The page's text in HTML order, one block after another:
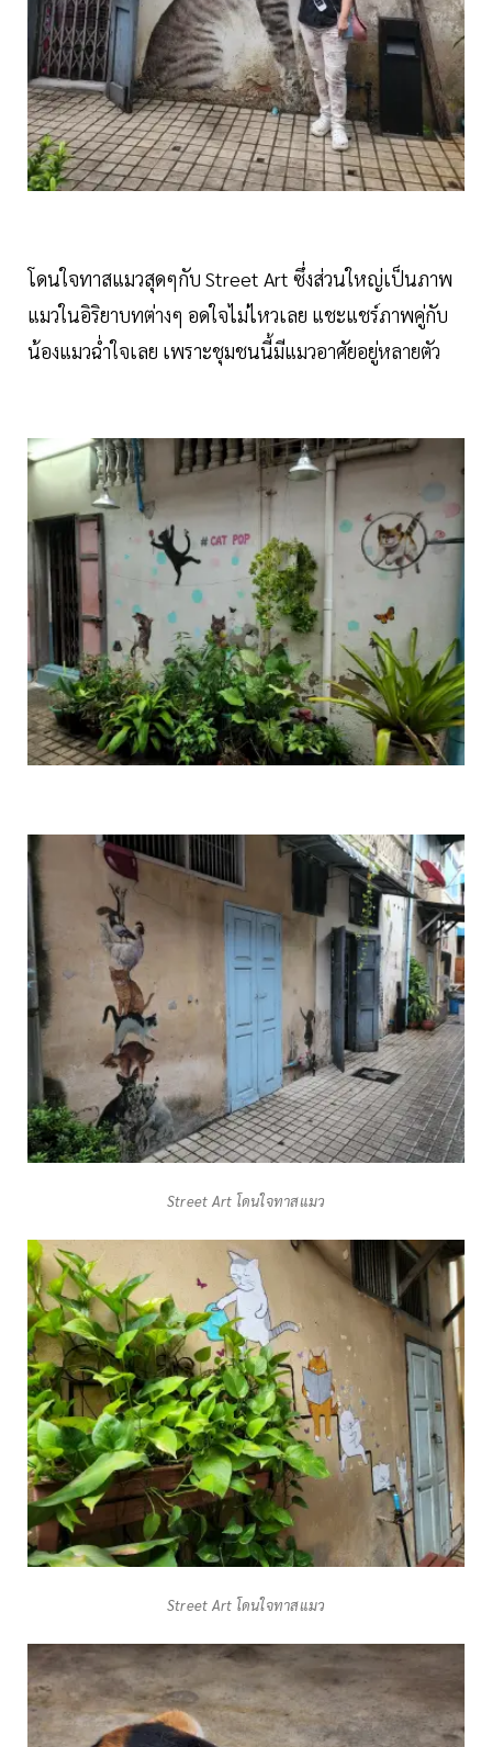
โดนใจทาสแมวสุดๆกับ Street Art ซึ่งส่วนใหญ่เป็นภาพ
แมวในอิริยาบทต่างๆ อดใจไม่ไหวเลย แชะแชร์ภาพคู่กับ
น้องแมวฉ่ำใจเลย เพราะชุมชนนี้มีแมวอาศัยอยู่หลายตัว
Street Art โดนใจทาสแมว
Street Art โดนใจทาสแมว